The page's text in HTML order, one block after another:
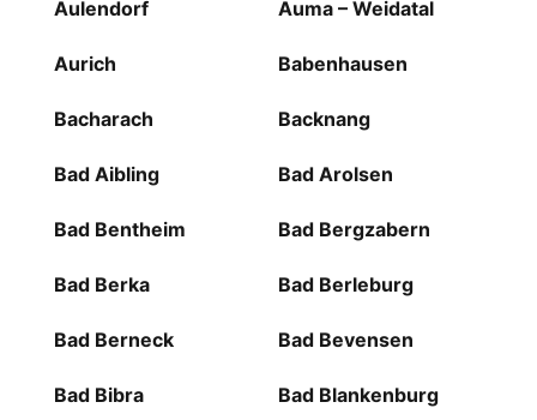
Aulendorf Auma – Weidatal
Aurich Babenhausen
Bacharach Backnang
Bad Aibling Bad Arolsen
Bad Bentheim Bad Bergzabern
Bad Berka Bad Berleburg
Bad Berneck Bad Bevensen
Bad Bibra Bad Blankenburg